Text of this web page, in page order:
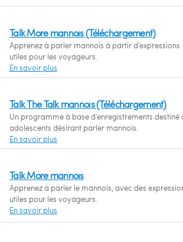
Talk More mannois (Téléchargement)
Apprenez à parler mannois à partir d’expressions
utiles pour les voyageurs.
En savoir plus
Talk The Talk mannois (Téléchargement)
Un programme à base d’enregistrements destiné
adolescents désirant parler mannois.
En savoir plus
Talk More mannois
Apprenez à parler le mannois, avec des
utiles pour les voyageurs.
En savoir plus